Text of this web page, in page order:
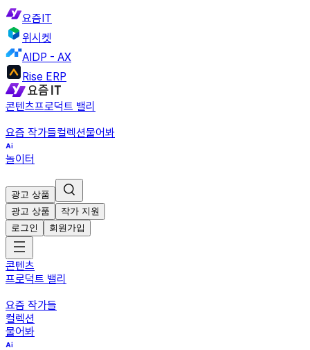
요즘IT
위시켓
AIDP - AX
Rise ERP
콘텐츠프로덕트 밸리
요즘 작가들컬렉션물어봐
놀이터
광고 상품
광고 상품
작가 지원
로그인
회원가입
콘텐츠
프로덕트 밸리
요즘 작가들
컬렉션
물어봐